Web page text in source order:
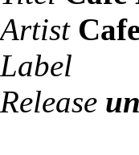
Artist
Label
Release